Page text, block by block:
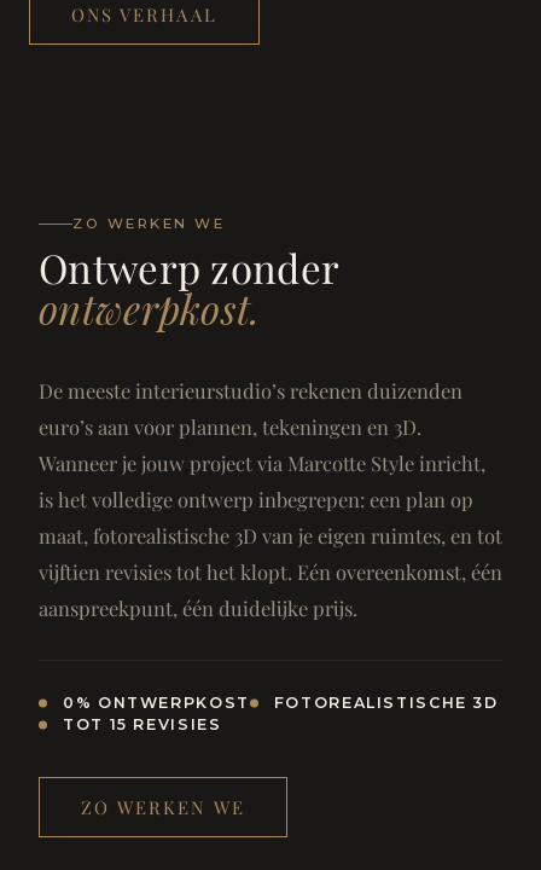
ONS VERHAAL
ZO WERKEN WE
Ontwerp zonder
ontwerpkost.
De meeste interieurstudio’s rekenen duizenden
euro’s aan voor plannen, tekeningen en 3D.
Wanneer je jouw project via Marcotte Style inricht,
is het volledige ontwerp inbegrepen: een plan op
maat, fotorealistische 3D van je eigen ruimtes, en tot
vijftien revisies tot het klopt. Eén overeenkomst, één
aanspreekpunt, één duidelijke prijs.
0% ONTWERPKOST
FOTOREALISTISCHE 3D
TOT 15 REVISIES
ZO WERKEN WE